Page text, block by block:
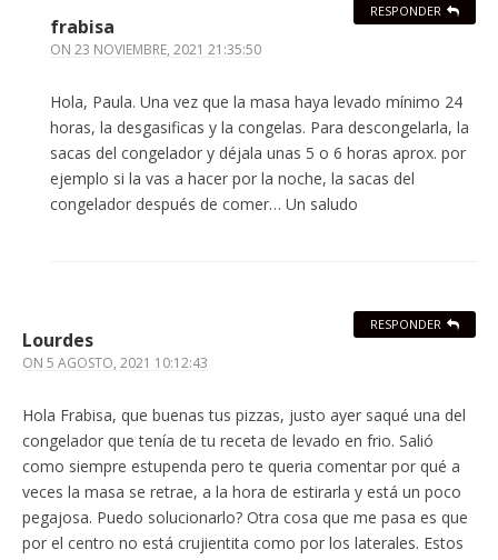
frabisa
ON 23 NOVIEMBRE, 2021 21:35:50
Hola, Paula. Una vez que la masa haya levado mínimo 24
horas, la desgasificas y la congelas. Para descongelarla, la
sacas del congelador y déjala unas 5 o 6 horas aprox. por
ejemplo si la vas a hacer por la noche, la sacas del
congelador después de comer… Un saludo
RESPONDER
Lourdes
ON 5 AGOSTO, 2021 10:12:43
Hola Frabisa, que buenas tus pizzas, justo ayer saqué una del
congelador que tenía de tu receta de levado en frio. Salió
como siempre estupenda pero te queria comentar por qué a
veces la masa se retrae, a la hora de estirarla y está un poco
pegajosa. Puedo solucionarlo? Otra cosa que me pasa es que
por el centro no está crujientita como por los laterales. Estos
RESPONDER